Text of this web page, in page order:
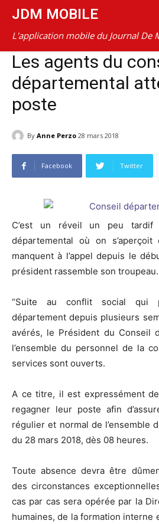
JDM MOBILE
L'application mobile du Journal De
Les agents du
départemental
poste
By Anne Perzo 28 mars 2018
Facebook Twitter
C’est un réveil un peu
départemental où on s’aperçoit
manquent à l’appel depuis le
président rassemble son troupeau.
“Suite au conflit social qui
département depuis plusieurs
avérés, le Président du Conseil
l’ensemble du personnel de la
services sont ouverts.
A ce titre, il est expressément
regagner leur poste afin
régulier et normal de l’ensemble
du 28 mars 2018, dès 08 heures.
Toute absence devra être
des circonstances
cas par cas sera opérée par la
humaines, de la formation interne